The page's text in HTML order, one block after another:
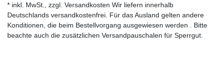
* inkl. MwSt., zzgl. Versandkosten Wir liefern innerhalb
Deutschlands versandkostenfrei. Für das Ausland gelten andere
Konditionen, die beim Bestellvorgang ausgewiesen werden . Bitte
beachte auch die zusätzlichen Versandpauschalen für Sperrgut.